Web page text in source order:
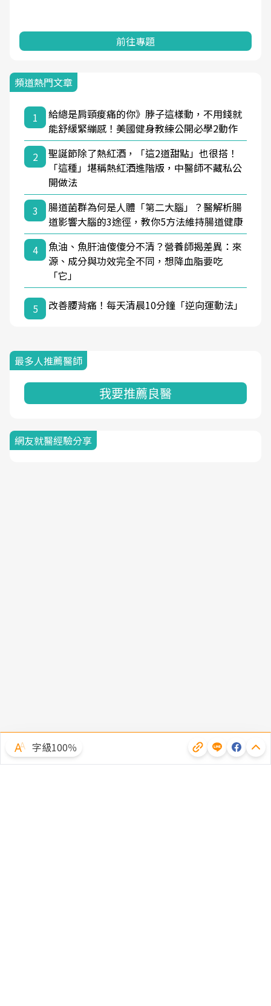
前往專題
頻道熱門文章
1
給總是肩頸痠痛的你》脖子這樣動，不用錢就
能舒緩緊繃感！美國健身教練公開必學2動作
2
聖誕節除了熱紅酒，「這2道甜點」也很搭！
「這種」堪稱熱紅酒進階版，中醫師不藏私公
開做法
3
腸道菌群為何是人體「第二大腦」？醫解析腸
道影響大腦的3途徑，教你5方法維持腸道健康
4
魚油、魚肝油傻傻分不清？營養師揭差異：來
源、成分與功效完全不同，想降血脂要吃
「它」
5 改善腰背痛！每天清晨10分鐘「逆向運動法」
最多人推薦醫師
我要推薦良醫
網友就醫經驗分享
字級100％